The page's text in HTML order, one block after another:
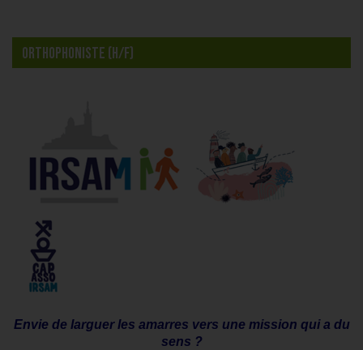
ORTHOPHONISTE (H/F)
Envie de larguer les amarres vers une mission qui a du
sens ?